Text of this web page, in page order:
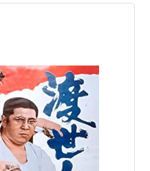
軽く越えてきたのだか
躇なく傑作と呼ぶにはい
人はそれでも沖縄を語ろ